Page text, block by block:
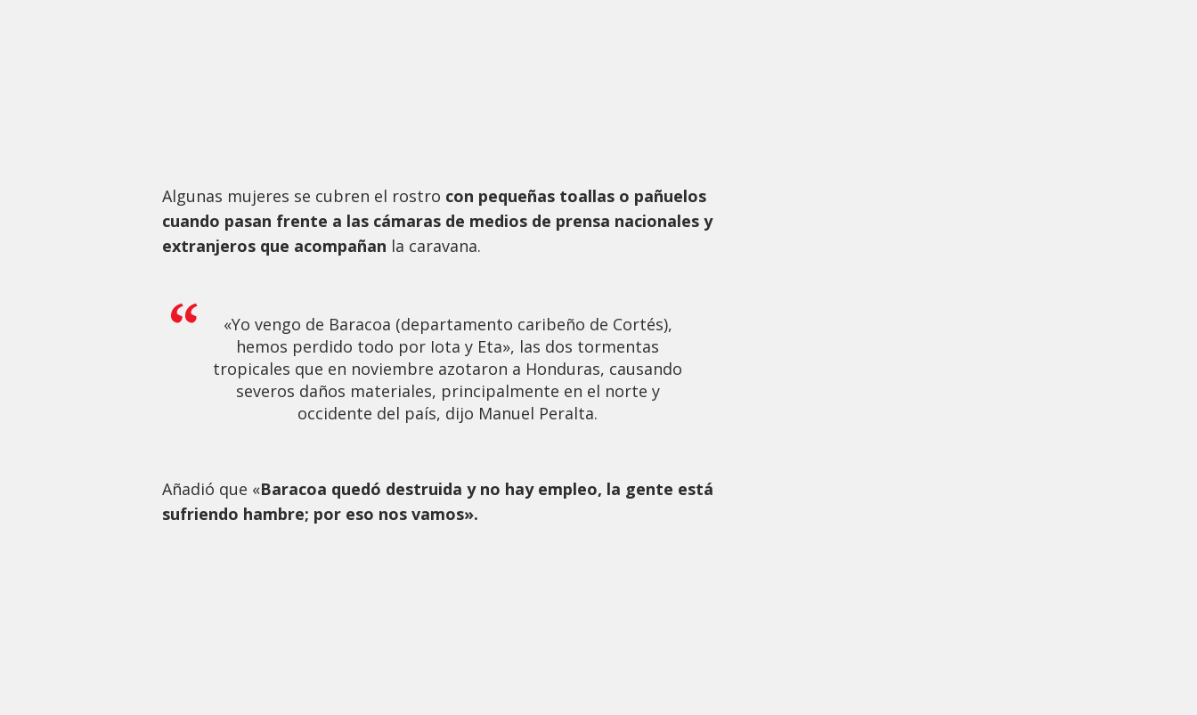
Algunas mujeres se cubren el rostro con pequeñas toallas o pañuelos
cuando pasan frente a las cámaras de medios de prensa nacionales y
extranjeros que acompañan la caravana.
«Yo vengo de Baracoa (departamento caribeño de Cortés),
hemos perdido todo por Iota y Eta», las dos tormentas
tropicales que en noviembre azotaron a Honduras, causando
severos daños materiales, principalmente en el norte y
occidente del país, dijo Manuel Peralta.
Añadió que «Baracoa quedó destruida y no hay empleo, la gente está
sufriendo hambre; por eso nos vamos».